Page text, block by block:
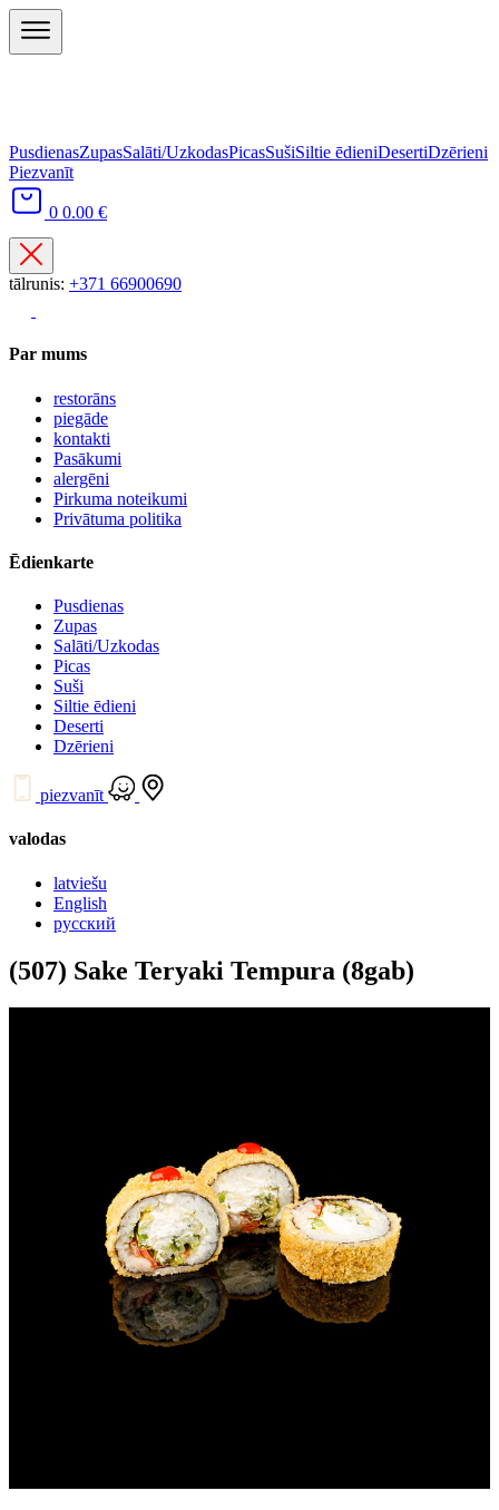
PusdienasZupasSalāti/UzkodasPicasSušiSiltie ēdieniDesertiDzērieni
Piezvanīt
0 0.00 €
tālrunis: +371 66900690
Par mums
restorāns
piegāde
kontakti
Pasākumi
alergēni
Pirkuma noteikumi
Privātuma politika
Ēdienkarte
Pusdienas
Zupas
Salāti/Uzkodas
Picas
Suši
Siltie ēdieni
Deserti
Dzērieni
piezvanīt
valodas
latviešu
English
русский
(507) Sake Teryaki Tempura (8gab)